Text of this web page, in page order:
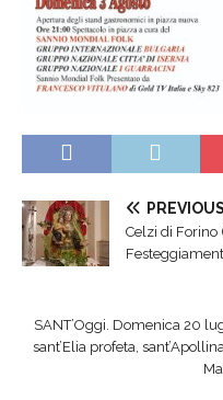
PREVIOUS
Celzi di Forino
SANT’Oggi. Domenica 20
sant’Elia profeta,